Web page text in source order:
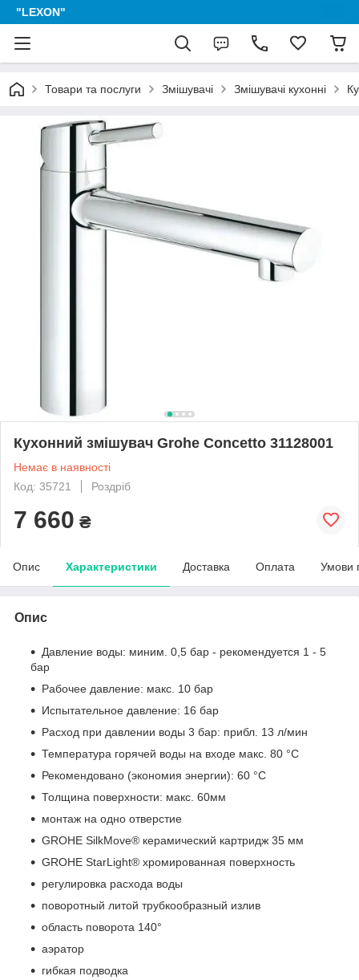
"LEXON"
Товари та послуги Змішувачі Змішувачі кухонні
Кухонний змішувач Grohe Concetto 31128001
Немає в наявності
Код: 35721
Роздріб
7 660 ₴
Опис Характеристики Доставка Оплата Умови
Опис
Давление воды: миним. 0,5 бар - рекомендуется 1 - 5
бар
Рабочее давление: макс. 10 бар
Испытательное давление: 16 бар
Расход при давлении воды 3 бар: прибл. 13 л/мин
Температура горячей воды на входе макс. 80 °C
Рекомендовано (экономия энергии): 60 °C
Толщина поверхности: макс. 60мм
монтаж на одно отверстие
GROHE SilkMove® керамический картридж 35 мм
GROHE StarLight® хромированная поверхность
регулировка расхода воды
поворотный литой трубкообразный излив
область поворота 140°
аэратор
гибкая подводка